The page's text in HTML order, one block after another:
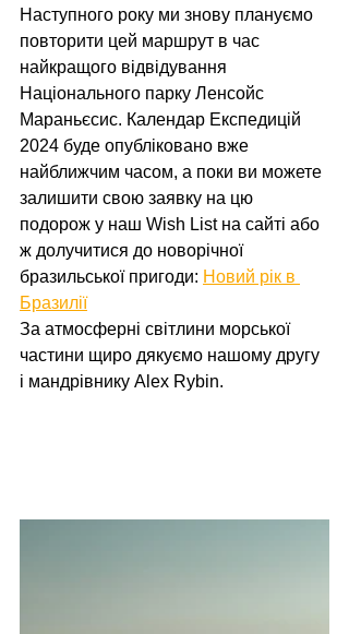
Наступного року ми знову плануємо
повторити цей маршрут в час
найкращого відвідування
Національного парку Ленсойс
Мараньєсис. Календар Експедицій
2024 буде опубліковано вже
найближчим часом, а поки ви можете
залишити свою заявку на цю
подорож у наш Wish List на сайті або
ж долучитися до новорічної
бразильської пригоди: Новий рік в
Бразилії
За атмосферні світлини морської
частини щиро дякуємо нашому другу
і мандрівнику Alex Rybin.